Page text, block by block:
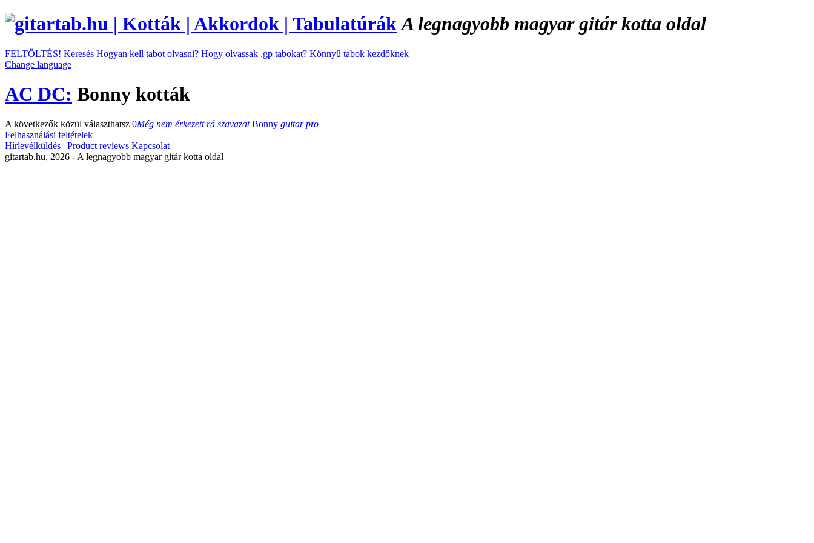
A legnagyobb magyar gitár kotta oldal
FELTÖLTÉS! Keresés Hogyan kell tabot olvasni? Hogy olvassak .gp tabokat? Könnyű tabok kezdőknek
Change language
AC DC: Bonny kották
A következők közül választhatsz 0Még nem érkezett rá szavazatBonny guitar pro
Felhasználási feltételek
Hírlevélküldés | Product reviews Kapcsolat
gitartab.hu, 2026 - A legnagyobb magyar gitár kotta oldal